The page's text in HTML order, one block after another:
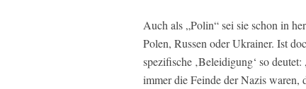
Auch als „Polin“ sei sie schon in
Polen, Russen oder Ukrainer. Ist
spezifische ‚Beleidigung‘ so
immer die Feinde der Nazis